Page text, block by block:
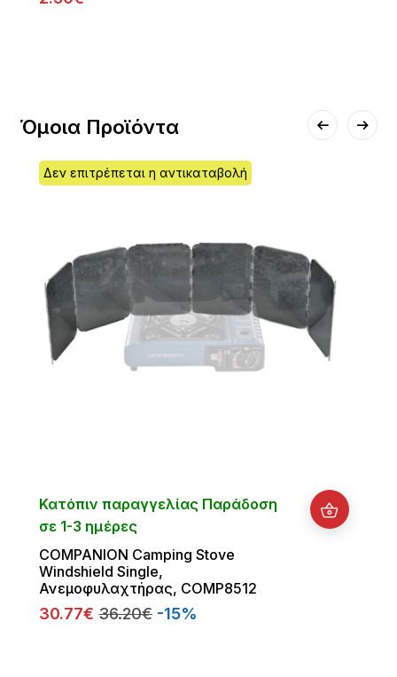
Όμοια Προϊόντα
Δεν επιτρέπεται η αντικαταβολή
Κατόπιν παραγγελίας Παράδοση
σε 1-3 ημέρες
COMPANION Camping Stove
Windshield Single,
Ανεμοφυλαχτήρας, COMP8512
30.77€ 36.20€ -15%